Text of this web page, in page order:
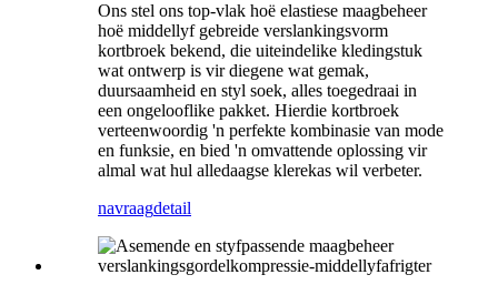
Ons stel ons top-vlak hoë elastiese maagbeheer
hoë middellyf gebreide verslankingsvorm
kortbroek bekend, die uiteindelike kledingstuk
wat ontwerp is vir diegene wat gemak,
duursaamheid en styl soek, alles toegedraai in
een ongelooflike pakket. Hierdie kortbroek
verteenwoordig 'n perfekte kombinasie van mode
en funksie, en bied 'n omvattende oplossing vir
almal wat hul alledaagse klerekas wil verbeter.
navraagdetail